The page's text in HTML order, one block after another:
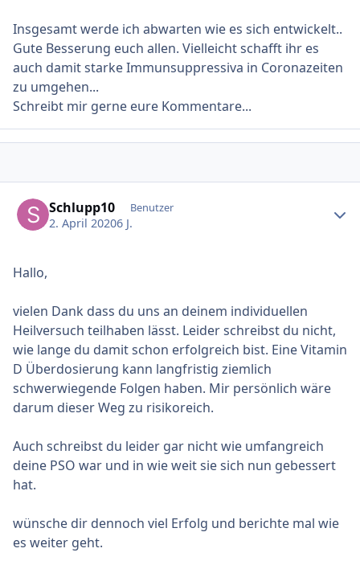
Insgesamt werde ich abwarten wie es sich entwickelt..
Gute Besserung euch allen. Vielleicht schafft ihr es
auch damit starke Immunsuppressiva in Coronazeiten
zu umgehen...
Schreibt mir gerne eure Kommentare...
Schlupp10 Benutzer
2. April 20206 J.
Hallo,
vielen Dank dass du uns an deinem individuellen
Heilversuch teilhaben lässt. Leider schreibst du nicht,
wie lange du damit schon erfolgreich bist. Eine Vitamin
D Überdosierung kann langfristig ziemlich
schwerwiegende Folgen haben. Mir persönlich wäre
darum dieser Weg zu risikoreich.
Auch schreibst du leider gar nicht wie umfangreich
deine PSO war und in wie weit sie sich nun gebessert
hat.
wünsche dir dennoch viel Erfolg und berichte mal wie
es weiter geht.